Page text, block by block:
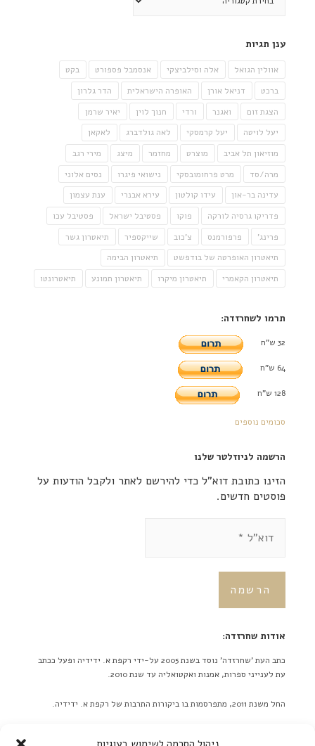
ענן תגיות
אוולין הגואל אלה וסילביצקי אנסמבל פספורט
בקט
ברכט
דניאל אורן האופרה הישראלית
הדר גלרון
הצגת זום
ואגנר ורדי חנוך לוין
יאיר שרמן
יעל לויטה
יעל קרמסקי לאה גולדברג
לאקאן
מוזיאון תל אביב
מוצרט מחזמר מיצג
מירי רגב
מרה/סד
מרט פרחומובסקי נישואי פיגרו
נסים אלוני
עדינה בר-און
עידו קולטון עירא אבנרי
ענת עצמון
פדריקו גרסיה לורקה
פוקו פסטיבל ישראל
פסטיבל עכו
פרינג'
פרפורמנס צ'כוב שייקספיר
תיאטרון גשר
תיאטרון האופרטה של בודפשט
תיאטרון הבימה
תיאטרון הקאמרי
תיאטרון מיקרו תיאטרון תמונע תיאטרונטו
תרמו לשחרזדה:
32 ש"ח
64 ש"ח
128 ש"ח
סכומים נוספים
הרשמה לניוזלטר שלנו
הזינו כתובת דוא"ל כדי להירשם לאתר ולקבל הודעות על
פוסטים חדשים.
אודות שחרזדה:
כתב העת 'שחרזדה' נוסד בשנת 2005 על-ידי רקפת א. ידידיה ופעל ככתב
עת לענייני ספרות, אמנות ואקטואליה עד שנת 2010.
החל משנת 2011, מתפרסמות בו ביקורות התרבות של רקפת א. ידידיה.